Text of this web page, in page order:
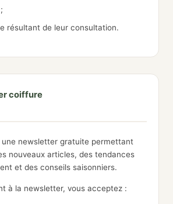
résultant de leur consultation.
coiffure
une newsletter gratuite permettant
nouveaux articles, des tendances
et des conseils saisonniers.
à la newsletter, vous acceptez :